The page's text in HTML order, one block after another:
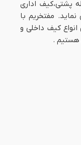
پشتی،کیف اداری
مفتخریم با
کیف داخلی و
هستیم .